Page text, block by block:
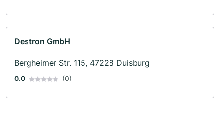
Destron GmbH
Bergheimer Str. 115, 47228 Duisburg
0.0 (0)